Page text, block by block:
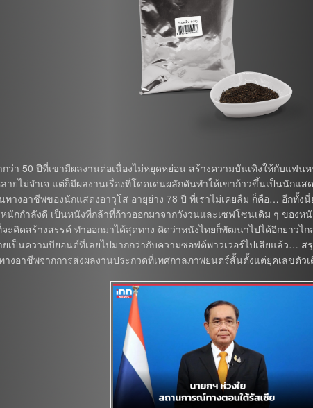
กว่า 50 ปีที่เขามีผลงานต่อเนื่องไม่หยุดหย่อน สร้างความบันเทิงให้กับแฟ
ายไม่จำเจ แต่ก็มีผลงานเรื่องที่โดดเด่นผลักดันทำให้เขาก้าวขึ้นเป็นนักแส
ทางอาชีพของนักแสดงอาวุโส อายุย่าง 78 ปี ที่เราไม่เคยลืม ก็คือ… อีกทั้ง
นักกำลังดี เป็นหนังที่กล้าที่ก้าวออกมาจากวังวนและเซฟโซนเดิม ๆ ของห
ะคิดสร้างสรรค์ ทำออกมาได้สุดทาง คิดว่าหนังไทยก็พัฒนาไปได้อีกยาวไ
ยเป็นความบียอนด์ที่เลยไปมากกว่ากับความซอฟต์พาวเวอร์ไปเสียแล้ว…
างอาชีพจากการส่งผลงานประกวดที่เทศกาลภาพยนตร์สั้นตั้งแต่ยุคเลขตั